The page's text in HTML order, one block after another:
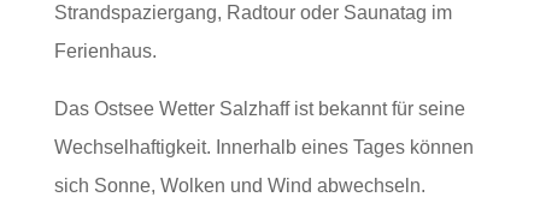
Strandspaziergang, Radtour oder Saunatag im
Ferienhaus.
Das Ostsee Wetter Salzhaff ist bekannt für seine
Wechselhaftigkeit. Innerhalb eines Tages können
sich Sonne, Wolken und Wind abwechseln.